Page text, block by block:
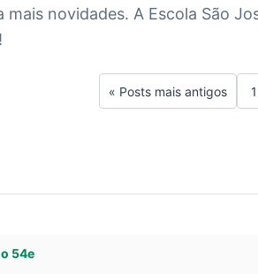
mais novidades. A Escola São
« Posts mais antigos 1
54e